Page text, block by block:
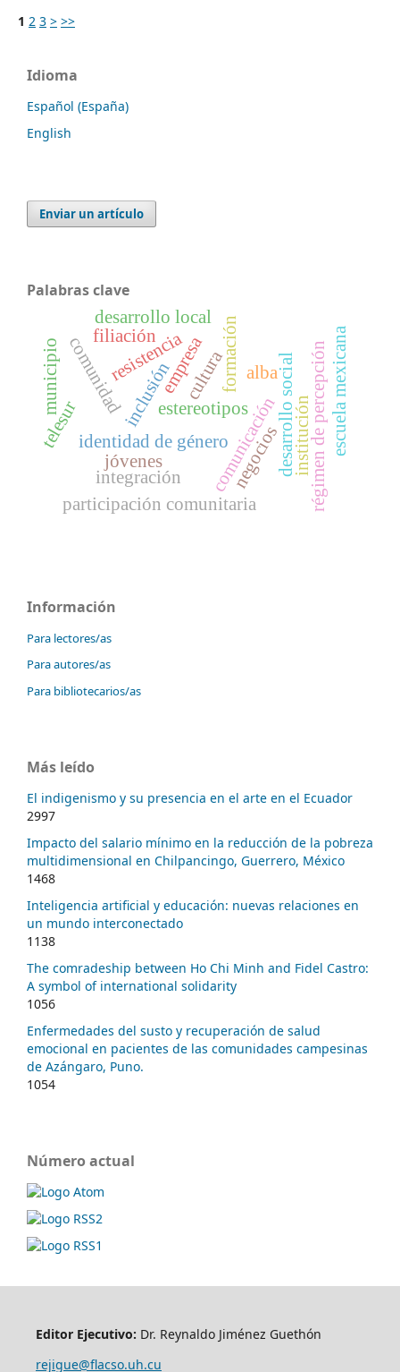
1 2 3 > >>
Idioma
Español (España)
English
Enviar un artículo
Palabras clave
identidad de génerocomunicación
estereotipos
cultura
inclusión
participación comunitaria
jóvenes desarrollo social
comunidadresistencia
instituciónrégimen de percepción
negocios
formación
empresa escuela mexicana
alba
telesur
integración
filiación
desarrollo local
municipio
Información
Para lectores/as
Para autores/as
Para bibliotecarios/as
Más leído
El indigenismo y su presencia en el arte en el Ecuador
2997
Impacto del salario mínimo en la reducción de la pobreza
multidimensional en Chilpancingo, Guerrero, México
1468
Inteligencia artificial y educación: nuevas relaciones en
un mundo interconectado
1138
The comradeship between Ho Chi Minh and Fidel Castro:
A symbol of international solidarity
1056
Enfermedades del susto y recuperación de salud
emocional en pacientes de las comunidades campesinas
de Azángaro, Puno.
1054
Número actual
Editor Ejecutivo: Dr. Reynaldo Jiménez Guethón
rejigue@flacso.uh.cu